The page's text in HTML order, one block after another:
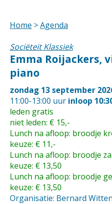
Home >Agenda
Sociëteit Klassiek
Emma Roijackers,
piano
zondag 13 september
11:00-13:00 uur inloop
leden gratis
niet leden: € 15,-
Lunch na afloop: broodje
keuze: € 11,-
Lunch na afloop: broodje
keuze: € 13,50
Lunch na afloop: broodje
keuze: € 13,50
Organisatie: Bernard